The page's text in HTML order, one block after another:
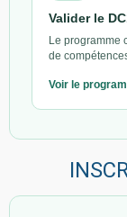
Valider le
Le programme
de
Voir le